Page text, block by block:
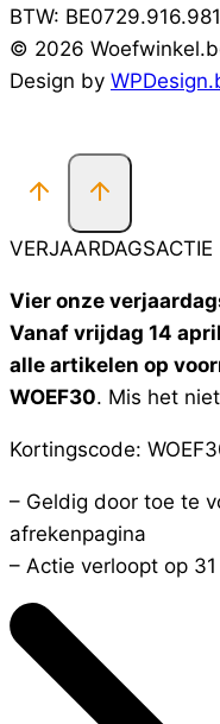
BTW: BE0729.916.981
© 2026
Design by
VERJAARDAGSACTIE
Vier onze
Vanaf vrijdag 14 april
alle artikelen op
WOEF30. Mis het
Kortingscode:
– Geldig door toe te
afrekenpagina
– Actie verloopt op